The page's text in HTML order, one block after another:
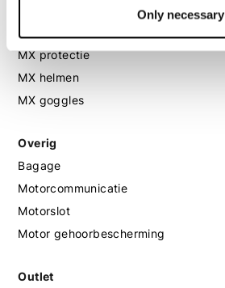
Only necessary
MX laarzen
MX protectie
MX helmen
MX goggles
Overig
Bagage
Motorcommunicatie
Motorslot
Motor gehoorbescherming
Outlet